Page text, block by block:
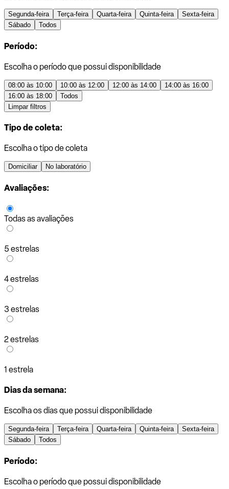
Segunda-feira Terça-feira Quarta-feira Quinta-feira
Sexta-feira
Sábado
Todos
Período:
Escolha o período que possui disponibilidade
08:00 às 10:00 10:00 às 12:00 12:00 às 14:00
14:00 às 16:00
16:00 às 18:00
Todos
Limpar filtros
Tipo de coleta:
Escolha o tipo de coleta
Domiciliar No laboratório
Avaliações:
Todas as avaliações
5 estrelas
4 estrelas
3 estrelas
2 estrelas
1 estrela
Dias da semana:
Escolha os dias que possui disponibilidade
Segunda-feira Terça-feira Quarta-feira Quinta-feira
Sexta-feira
Sábado
Todos
Período:
Escolha o período que possui disponibilidade